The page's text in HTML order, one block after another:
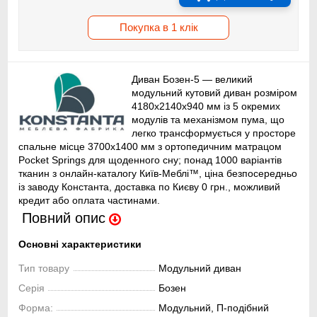
Покупка в 1 клік
Диван Бозен-5 — великий
модульний кутовий диван розміром
4180х2140х940 мм із 5 окремих
модулів та механізмом пума, що
легко трансформується у просторе
спальне місце 3700х1400 мм з ортопедичним матрацом
Pocket Springs для щоденного сну; понад 1000 варіантів
тканин з онлайн-каталогу Київ-Меблі™, ціна безпосередньо
із заводу Константа, доставка по Києву 0 грн., можливий
кредит або оплата частинами.
Повний опис
Основні характеристики
Тип товару
Модульний диван
Серія
Бозен
Форма:
Модульний, П-подібний